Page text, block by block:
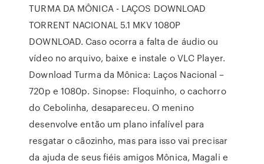
TURMA DA MÔNICA - LAÇOS DOWNLOAD
TORRENT NACIONAL 5.1 MKV 1080P
DOWNLOAD. Caso ocorra a falta de áudio ou
vídeo no arquivo, baixe e instale o VLC Player.
Download Turma da Mônica: Laços Nacional –
720p e 1080p. Sinopse: Floquinho, o cachorro
do Cebolinha, desapareceu. O menino
desenvolve então um plano infalível para
resgatar o cãozinho, mas para isso vai precisar
da ajuda de seus fiéis amigos Mônica, Magali e